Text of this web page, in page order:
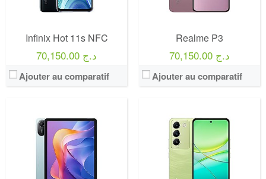
Infinix Hot 11s NFC
70,150.00 د.ج
Ajouter au comparatif
Realme P3
70,150.00 د.ج
Ajouter au comparatif